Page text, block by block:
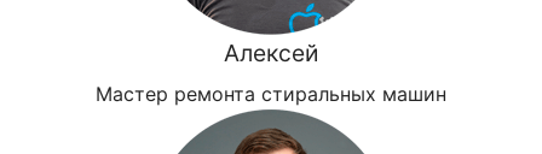
Алексей
Мастер ремонта стиральных машин